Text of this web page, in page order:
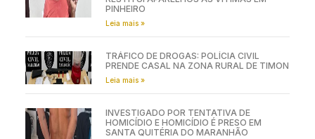
PINHEIRO
Leia mais »
TRÁFICO DE DROGAS: POLÍCIA CIVIL
PRENDE CASAL NA ZONA RURAL DE TIMON
Leia mais »
INVESTIGADO POR TENTATIVA DE
HOMICÍDIO E HOMICÍDIO É PRESO EM
SANTA QUITÉRIA DO MARANHÃO